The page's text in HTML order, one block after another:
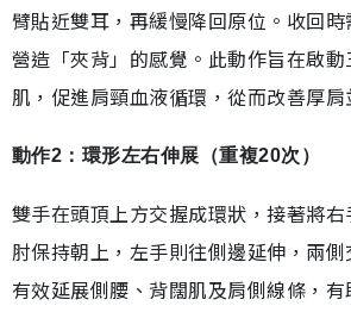
臂貼近雙耳，再緩慢降回原位。收回時
營造「夾背」的感覺。此動作旨在啟
肌，促進肩頸血液循環，從而改善厚肩
動作2：環形左右伸展（重複20次）
雙手在頭頂上方交握成環狀，接著將
肘保持朝上，左手則往側邊延伸，兩
有效延展側腰、背闊肌及肩側線條，